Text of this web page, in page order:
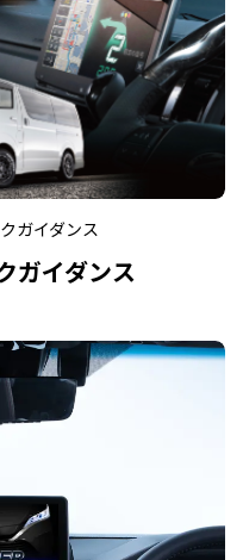
ガイダンス
ガイダンス